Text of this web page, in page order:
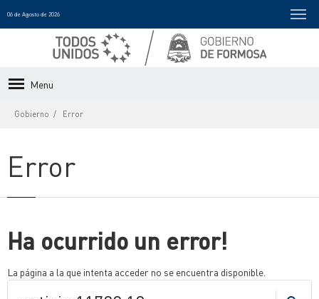
06 de Agosto de 2026
Menu
Gobierno Error
Error
Ha ocurrido un error!
La página a la que intenta acceder no se encuentra disponible.